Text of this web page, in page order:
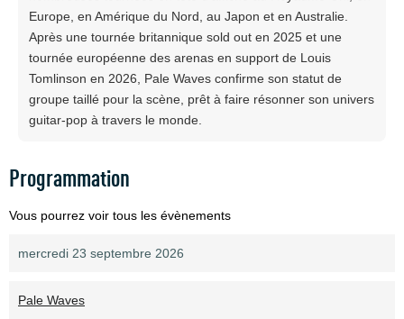
Europe, en Amérique du Nord, au Japon et en Australie.
Après une tournée britannique sold out en 2025 et une
tournée européenne des arenas en support de Louis
Tomlinson en 2026, Pale Waves confirme son statut de
groupe taillé pour la scène, prêt à faire résonner son univers
guitar-pop à travers le monde.
Programmation
Vous pourrez voir tous les évènements
mercredi 23 septembre 2026
Pale Waves